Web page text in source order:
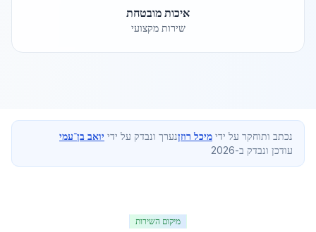
איכות מובטחת
שירות מקצועי
נכתב ותוחקר על ידי מיכל רוזןנערך ונבדק על ידי יואב בן־עמי
עודכן ונבדק ב-2026
מיקום השירות